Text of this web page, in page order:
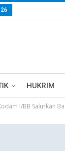
HUKRIM
I/BB Salurkan